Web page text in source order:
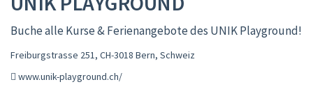
Buche alle Kurse & Ferienangebote des UNIK Playground!
Freiburgstrasse 251, CH-3018 Bern, Schweiz
www.unik-playground.ch/